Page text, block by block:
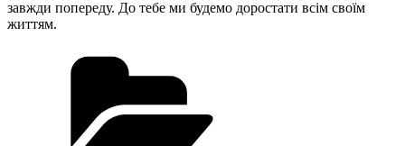
завжди попереду. До тебе ми будемо доростати всім своїм
життям.